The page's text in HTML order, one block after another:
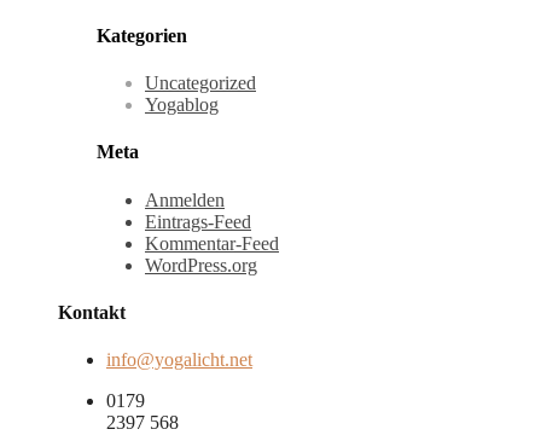
Kategorien
Uncategorized
Yogablog
Meta
Anmelden
Eintrags-Feed
Kommentar-Feed
WordPress.org
Kontakt
info@yogalicht.net
0179
2397 568